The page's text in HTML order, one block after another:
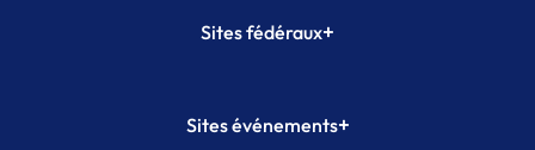
Sites fédéraux+
Plateforme Formation
Sites événements+